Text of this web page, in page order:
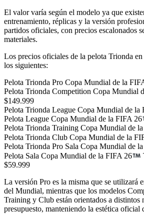
El valor varía según el modelo ya que
entrenamiento, réplicas y la versión
partidos oficiales, con precios escalonados
materiales.
Los precios oficiales de la pelota Trionda
los siguientes:
Pelota Trionda Pro Copa Mundial de la
Pelota Trionda Competition Copa Mundial
$149.999
Pelota Trionda League Copa Mundial de la
Pelota League Copa Mundial de la FIFA 26
Pelota Trionda Training Copa Mundial de
Pelota Trionda Club Copa Mundial de la
Pelota Trionda Pro Sala Copa Mundial de
Pelota Sala Copa Mundial de la FIFA 26
$59.999
La versión Pro es la misma que se utilizará
del Mundial, mientras que los modelos
Training y Club están orientados a distintos
presupuesto, manteniendo la estética oficial